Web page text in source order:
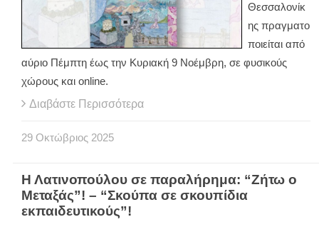
Θεσσαλονίκ
ης πραγματο
ποιείται από
αύριο Πέμπτη έως την Κυριακή 9 Νοέμβρη, σε φυσικούς
χώρους και online.
Διαβάστε Περισσότερα
29 Οκτώβριος 2025
Η Λατινοπούλου σε παραλήρημα: “Ζήτω ο
Μεταξάς”! – “Σκούπα σε σκουπίδια
εκπαιδευτικούς”!